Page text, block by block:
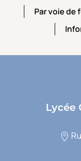
Par
Par voie de
Par voie de
Lycée